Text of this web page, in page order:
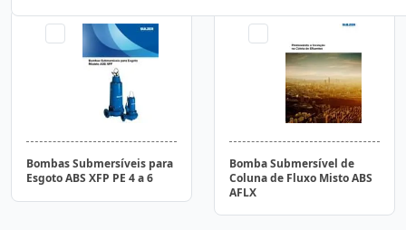
Bombas Submersíveis para
Esgoto ABS XFP PE 4 a 6
Bomba Submersível de
Coluna de Fluxo Misto ABS
AFLX